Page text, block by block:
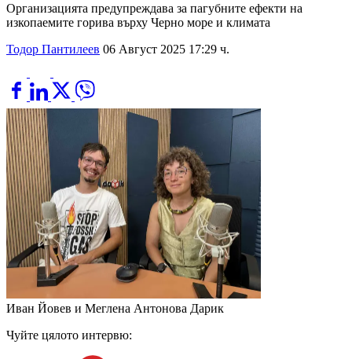
Организацията предупреждава за пагубните ефекти на
изкопаемите горива върху Черно море и климата
Тодор Пантилеев 06 Август 2025 17:29 ч.
Иван Йовев и Меглена Антонова Дарик
Чуйте цялото интервю: